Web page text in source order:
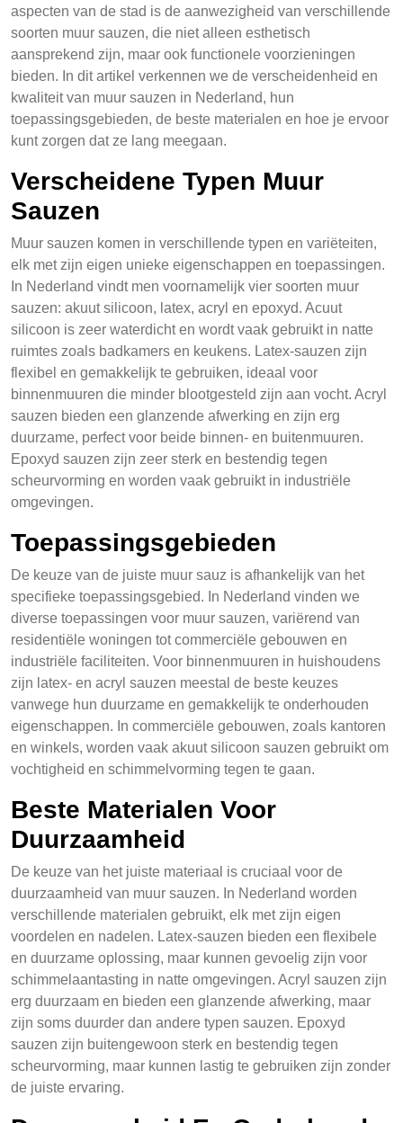
aspecten van de stad is de aanwezigheid van verschillende
soorten muur sauzen, die niet alleen esthetisch
aansprekend zijn, maar ook functionele voorzieningen
bieden. In dit artikel verkennen we de verscheidenheid en
kwaliteit van muur sauzen in Nederland, hun
toepassingsgebieden, de beste materialen en hoe je ervoor
kunt zorgen dat ze lang meegaan.
Verscheidene Typen Muur
Sauzen
Muur sauzen komen in verschillende typen en variëteiten,
elk met zijn eigen unieke eigenschappen en toepassingen.
In Nederland vindt men voornamelijk vier soorten muur
sauzen: akuut silicoon, latex, acryl en epoxyd. Acuut
silicoon is zeer waterdicht en wordt vaak gebruikt in natte
ruimtes zoals badkamers en keukens. Latex-sauzen zijn
flexibel en gemakkelijk te gebruiken, ideaal voor
binnenmuuren die minder blootgesteld zijn aan vocht. Acryl
sauzen bieden een glanzende afwerking en zijn erg
duurzame, perfect voor beide binnen- en buitenmuuren.
Epoxyd sauzen zijn zeer sterk en bestendig tegen
scheurvorming en worden vaak gebruikt in industriële
omgevingen.
Toepassingsgebieden
De keuze van de juiste muur sauz is afhankelijk van het
specifieke toepassingsgebied. In Nederland vinden we
diverse toepassingen voor muur sauzen, variërend van
residentiële woningen tot commerciële gebouwen en
industriële faciliteiten. Voor binnenmuuren in huishoudens
zijn latex- en acryl sauzen meestal de beste keuzes
vanwege hun duurzame en gemakkelijk te onderhouden
eigenschappen. In commerciële gebouwen, zoals kantoren
en winkels, worden vaak akuut silicoon sauzen gebruikt om
vochtigheid en schimmelvorming tegen te gaan.
Beste Materialen Voor
Duurzaamheid
De keuze van het juiste materiaal is cruciaal voor de
duurzaamheid van muur sauzen. In Nederland worden
verschillende materialen gebruikt, elk met zijn eigen
voordelen en nadelen. Latex-sauzen bieden een flexibele
en duurzame oplossing, maar kunnen gevoelig zijn voor
schimmelaantasting in natte omgevingen. Acryl sauzen zijn
erg duurzaam en bieden een glanzende afwerking, maar
zijn soms duurder dan andere typen sauzen. Epoxyd
sauzen zijn buitengewoon sterk en bestendig tegen
scheurvorming, maar kunnen lastig te gebruiken zijn zonder
de juiste ervaring.